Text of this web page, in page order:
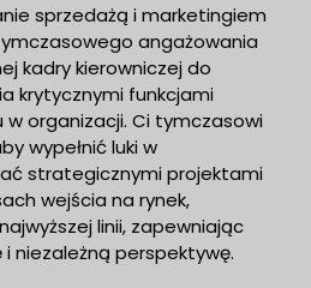
sprzedażą i marketingiem
angażowania
kadry kierowniczej do
krytycznymi funkcjami
organizacji. Ci tymczasowi
wypełnić luki w
strategicznymi projektami
wejścia na rynek,
linii, zapewniając
niezależną perspektywę.